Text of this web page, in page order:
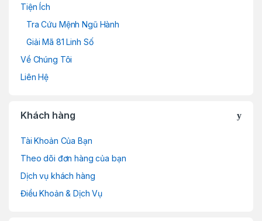
Tiện Ích
Tra Cứu Mệnh Ngũ Hành
Giải Mã 81 Linh Số
Về Chúng Tôi
Liên Hệ
Khách hàng
Tài Khoản Của Bạn
Theo dõi đơn hàng của bạn
Dịch vụ khách hàng
Điều Khoản & Dịch Vụ